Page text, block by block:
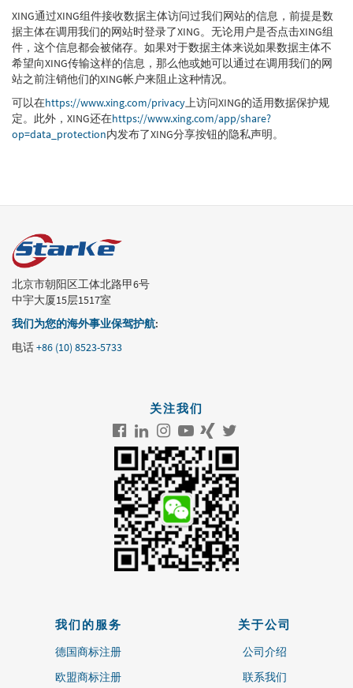
XING通过XING组件接收数据主体访问过我们网站的信息，前提是数
据主体在调用我们的网站时登录了XING。无论用户是否点击XING组
件，这个信息都会被储存。如果对于数据主体来说如果数据主体不
希望向XING传输这样的信息，那么他或她可以通过在调用我们的网
站之前注销他们的XING帐户来阻止这种情况。
可以在https://www.xing.com/privacy上访问XING的适用数据保护规
定。此外，XING还在https://www.xing.com/app/share?
op=data_protection内发布了XING分享按钮的隐私声明。
北京市朝阳区工体北路甲6号
中宇大厦15层1517室
我们为您的海外事业保驾护航:
电话+86 (10) 8523-5733
关注我们
我们的服务
德国商标注册
欧盟商标注册
关于公司
公司介绍
联系我们